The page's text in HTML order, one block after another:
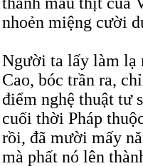
nhoẻn miệng cười
Người ta lấy làm lạ
Cao, bóc trần ra,
điểm nghệ thuật tư
cuối thời Pháp
rồi, đã mười mấy
mà phất nó lên